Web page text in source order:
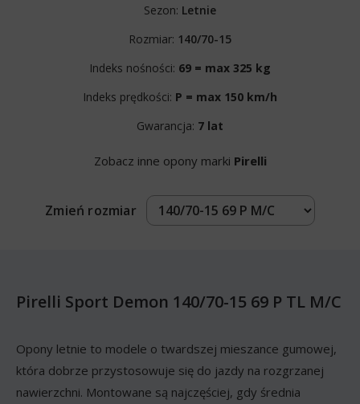
Sezon: Letnie
Rozmiar: 140/70-15
Indeks nośności: 69 = max 325 kg
Indeks prędkości: P = max 150 km/h
Gwarancja: 7 lat
Zobacz inne opony marki Pirelli
Zmień rozmiar
Pirelli Sport Demon 140/70-15 69 P TL M/C
Opony letnie to modele o twardszej mieszance gumowej,
która dobrze przystosowuje się do jazdy na rozgrzanej
nawierzchni. Montowane są najczęściej, gdy średnia